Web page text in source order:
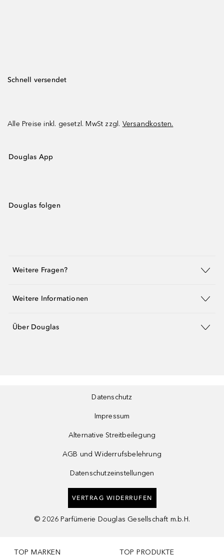
Schnell versendet
Alle Preise inkl. gesetzl. MwSt zzgl. Versandkosten.
Douglas App
Douglas folgen
Weitere Fragen?
Weitere Informationen
Über Douglas
Datenschutz
Impressum
Alternative Streitbeilegung
AGB und Widerrufsbelehrung
Datenschutzeinstellungen
VERTRAG WIDERRUFEN
© 2026 Parfümerie Douglas Gesellschaft m.b.H.
TOP MARKEN TOP PRODUKTE